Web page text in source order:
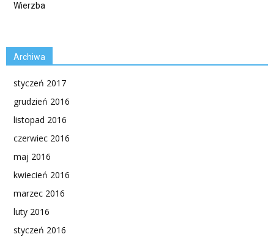
Wierzba
Archiwa
styczeń 2017
grudzień 2016
listopad 2016
czerwiec 2016
maj 2016
kwiecień 2016
marzec 2016
luty 2016
styczeń 2016